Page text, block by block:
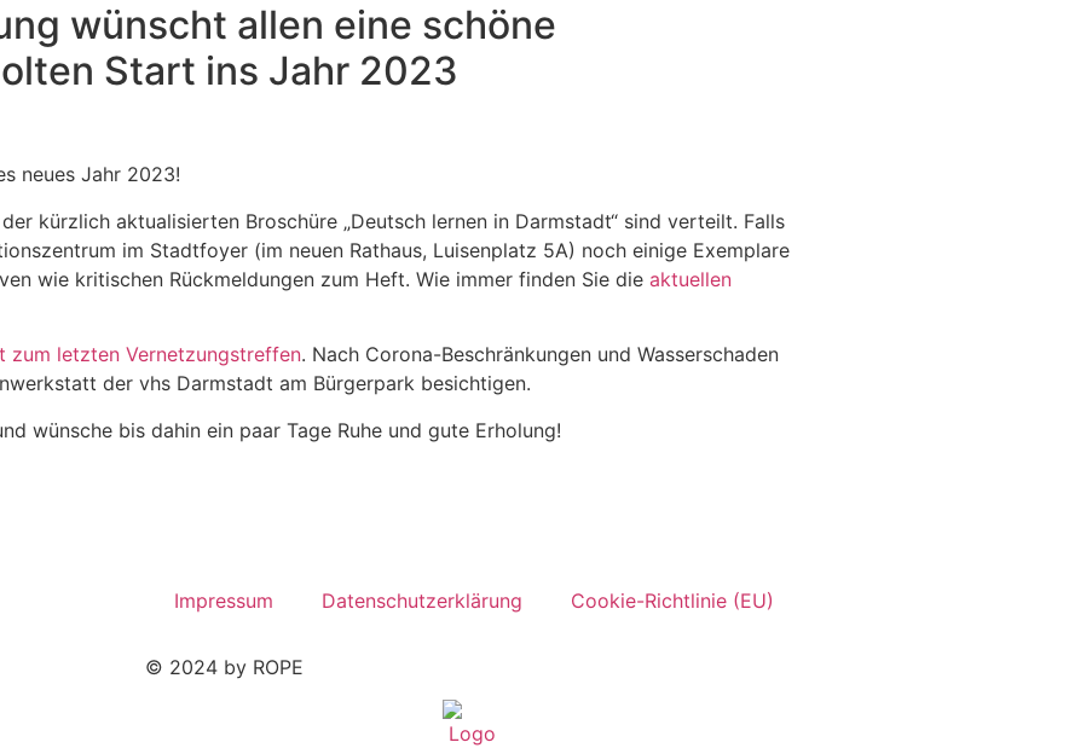
wünscht allen eine schöne
Start ins Jahr 2023
neues Jahr 2023!
kürzlich aktualisierten Broschüre „Deutsch lernen in Darmstadt“ sind verteilt. Falls
im Stadtfoyer (im neuen Rathaus, Luisenplatz 5A) noch einige Exemplare
wie kritischen Rückmeldungen zum Heft. Wie immer finden Sie die aktuellen
zum letzten Vernetzungstreffen. Nach Corona-Beschränkungen und Wasserschaden
der vhs Darmstadt am Bürgerpark besichtigen.
wünsche bis dahin ein paar Tage Ruhe und gute Erholung!
Impressum Datenschutzerklärung Cookie-Richtlinie (EU)
© 2024 by ROPE